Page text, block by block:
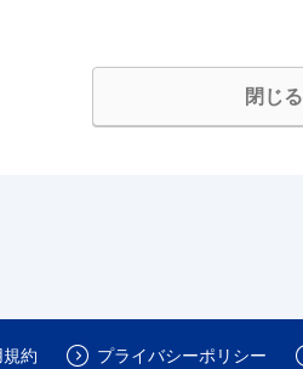
閉じる
約 プライバシーポリシー